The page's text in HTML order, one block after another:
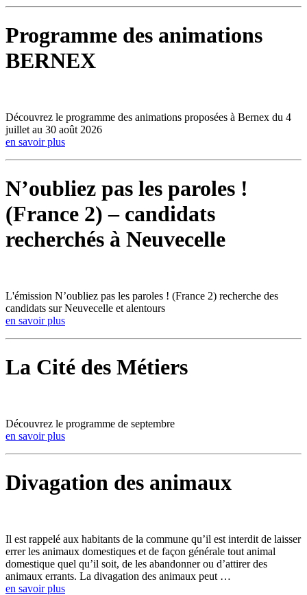
Programme des animations
BERNEX
Découvrez le programme des animations proposées à Bernex du 4
juillet au 30 août 2026
en savoir plus
N’oubliez pas les paroles !
(France 2) – candidats
recherchés à Neuvecelle
L'émission N’oubliez pas les paroles ! (France 2) recherche des
candidats sur Neuvecelle et alentours
en savoir plus
La Cité des Métiers
Découvrez le programme de septembre
en savoir plus
Divagation des animaux
Il est rappelé aux habitants de la commune qu’il est interdit de laisser
errer les animaux domestiques et de façon générale tout animal
domestique quel qu’il soit, de les abandonner ou d’attirer des
animaux errants. La divagation des animaux peut …
en savoir plus